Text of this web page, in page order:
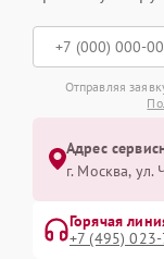
Отправляя
Адрес
г. Москва, ул.
Горячая
+7 (495)